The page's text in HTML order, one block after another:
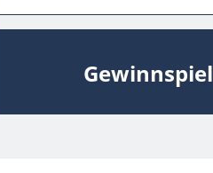
Gewinnspiel